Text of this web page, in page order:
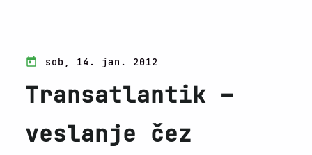
sob, 14. jan. 2012
Transatlantik –
veslanje čez